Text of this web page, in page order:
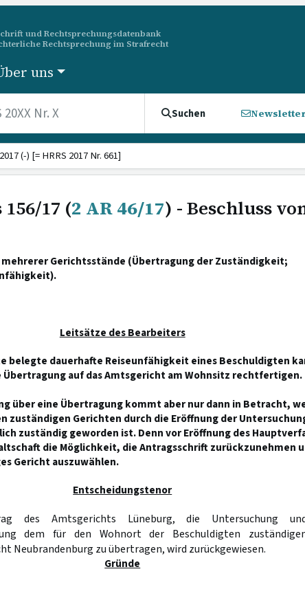
und Rechtsprechungsdatenbank
Rechtsprechung im Strafrecht
uns
Suchen
(-) [= HRRS 2017 Nr. 661]
156/17 (2 AR 46/17) - Beschluss
Gerichtsstände (Übertragung der Zuständigkeit;
Leitsätze des Bearbeiters
belegte dauerhafte Reiseunfähigkeit eines Beschuldigten
auf das Amtsgericht am Wohnsitz rechtfertigen.
über eine Übertragung kommt aber nur dann in Betracht,
zuständigen Gerichten durch die Eröffnung der
zuständig geworden ist. Denn vor Eröffnung des
die Möglichkeit, die Antragsschrift zurückzunehmen
Gericht auszuwählen.
Entscheidungstenor
des Amtsgerichts Lüneburg, die Untersuchung
dem für den Wohnort der Beschuldigten
Neubrandenburg zu übertragen, wird zurückgewiesen.
Gründe